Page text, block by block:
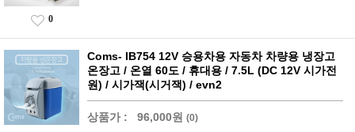
0
Coms- IB754 12V 승용차용 자동차 차량용 냉장고
온장고 / 온열 60도 / 휴대용 / 7.5L (DC 12V 시가전
원) / 시가잭(시거잭) / evn2
상품가 : 96,000원 (0)